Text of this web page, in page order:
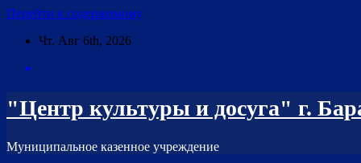
Перейти к содержимому
Чт. Авг 6th, 2026
"Центр культуры и досуга" г.
Муниципальное казенное учреждение